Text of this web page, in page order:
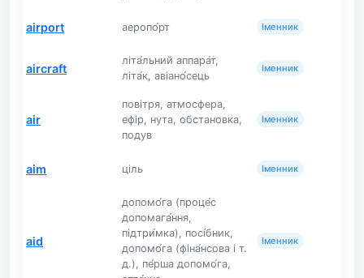
airport аеропо́рт Іменник
aircraft
літа́льний аппара́т,
літа́к, авіано́сець
Іменник
air
повітря, атмосфера,
ефір, нута, обстановка,
подув
Іменник
aim ціль Іменник
aid
допомо́га (проце́с
допомага́ння,
підтри́мка), посі́бник,
допомо́га (фіна́нсова і т.
д.), пе́рша допомо́га,
Іменник